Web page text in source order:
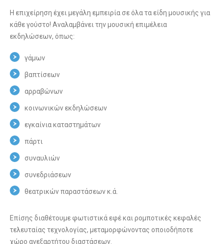
Η επιχείρηση έχει μεγάλη εμπειρία σε όλα τα είδη μουσικής για
κάθε γούστο! Αναλαμβάνει την μουσική επιμέλεια
εκδηλώσεων, όπως:
γάμων
βαπτίσεων
αρραβώνων
κοινωνικών εκδηλώσεων
εγκαίνια καταστημάτων
πάρτι
συναυλιών
συνεδριάσεων
θεατρικών παραστάσεων κ.ά.
Επίσης διαθέτουμε φωτιστικά εφέ και ρομποτικές κεφαλές
τελευταίας τεχνολογίας, μεταμορφώνοντας οποιοδήποτε
χώρο ανεξαρτήτου διαστάσεων.